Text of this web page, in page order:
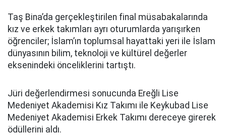
Taş Bina’da gerçekleştirilen final müsabakalarında
kız ve erkek takımları ayrı oturumlarda yarışırken
öğrenciler; İslam’ın toplumsal hayattaki yeri ile İslam
dünyasının bilim, teknoloji ve kültürel değerler
eksenindeki önceliklerini tartıştı.
Jüri değerlendirmesi sonucunda Ereğli Lise
Medeniyet Akademisi Kız Takımı ile Keykubad Lise
Medeniyet Akademisi Erkek Takımı dereceye girerek
ödüllerini aldı.